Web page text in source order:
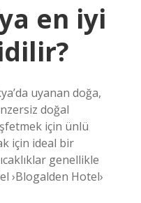
en iyi
uyanan doğa,
doğal
için ünlü
için ideal bir
genellikle
›Blogalden Hotel›